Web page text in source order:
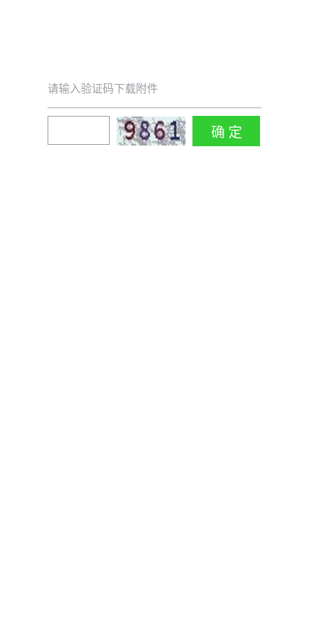
请输入验证码下载附件